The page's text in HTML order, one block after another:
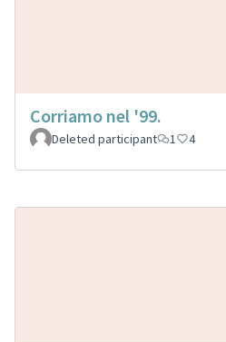
Corriamo nel '99.
Deleted participant
1 4